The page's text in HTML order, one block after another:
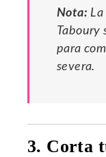
Nota: La
Taboury
para
severa.
3. Corta